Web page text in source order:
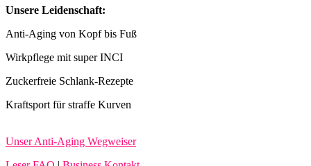
Unsere Leidenschaft:
Anti-Aging von Kopf bis Fuß
Wirkpflege mit super INCI
Zuckerfreie Schlank-Rezepte
Kraftsport für straffe Kurven
Unser Anti-Aging Wegweiser